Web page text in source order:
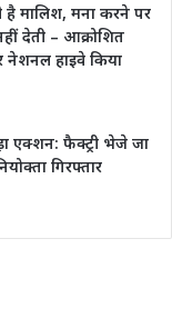
है मालिश, मना करने पर
देती – आक्रोशित
नेशनल हाइवे किया
एक्शन: फैक्ट्री भेजे जा
गिरफ्तार